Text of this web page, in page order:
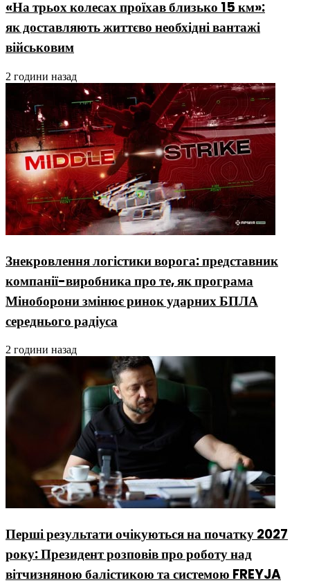
«На трьох колесах проїхав близько 15 км»:
як доставляють життєво необхідні вантажі
військовим
2 години назад
Знекровлення логістики ворога: представник
компанії-виробника про те, як програма
Міноборони змінює ринок ударних БПЛА
середнього радіуса
2 години назад
Перші результати очікуються на початку 2027
року: Президент розповів про роботу над
вітчизняною балістикою та системою FREYJA